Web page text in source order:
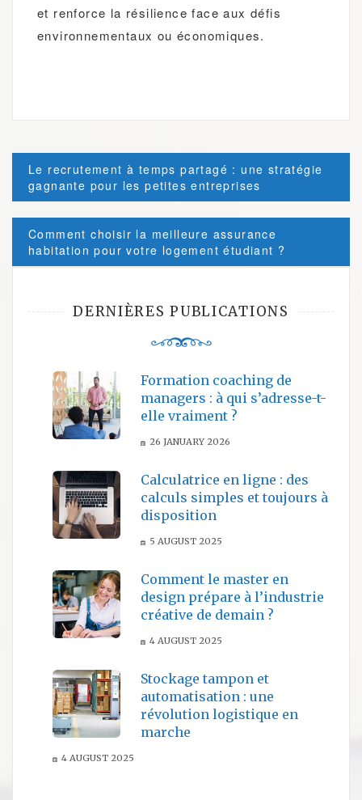
et renforce la résilience face aux défis
environnementaux ou économiques.
Post
navigation
Le recrutement à temps partagé : une stratégie
gagnante pour les petites entreprises
Comment choisir la meilleure assurance
habitation pour votre logement étudiant ?
DERNIÈRES PUBLICATIONS
Formation coaching de
managers : à qui s’adresse-t-
elle vraiment ?
26 JANUARY 2026
Calculatrice en ligne : des
calculs simples et toujours à
disposition
5 AUGUST 2025
Comment le master en
design prépare à l’industrie
créative de demain ?
4 AUGUST 2025
Stockage tampon et
automatisation : une
révolution logistique en
marche
4 AUGUST 2025